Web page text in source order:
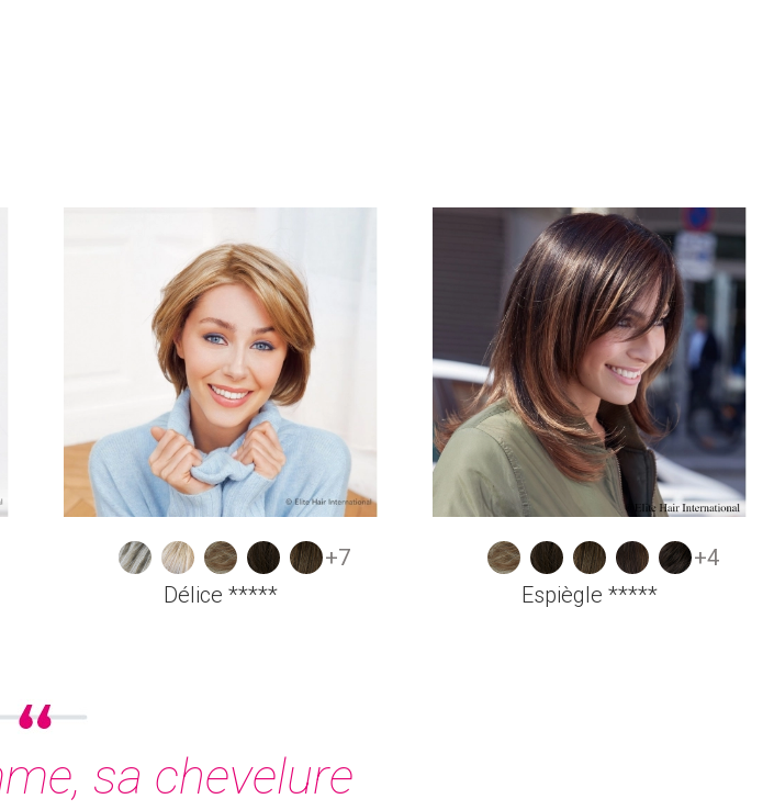
+7
Délice *****
+4
Espiègle *****
sa chevelure